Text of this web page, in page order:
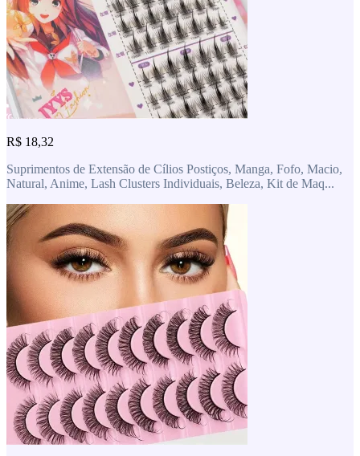
R$ 18,32
Suprimentos de Extensão de Cílios Postiços, Manga, Fofo, Macio,
Natural, Anime, Lash Clusters Individuais, Beleza, Kit de Maq...